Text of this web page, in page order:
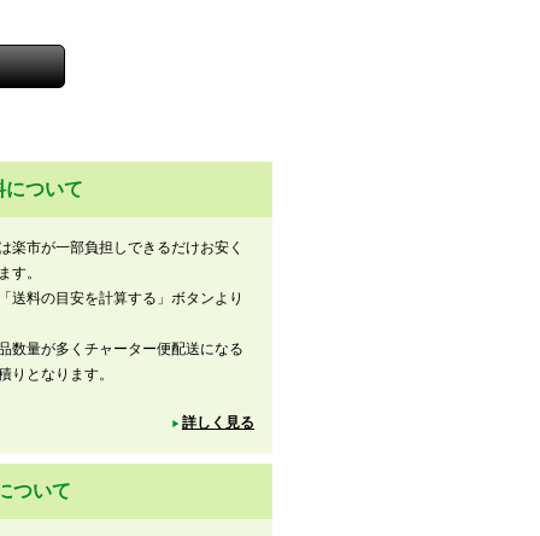
について
楽市が一部負担しできるだけお安く
す。
送料の目安を計算する」ボタンより
数量が多くチャーター便配送になる
りとなります。
詳しく見る
ついて